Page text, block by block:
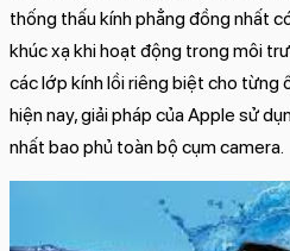
thống thấu kính phẳng đồng nhất
khúc xạ khi hoạt động trong môi
các lớp kính lồi riêng biệt cho từng
hiện nay, giải pháp của Apple sử
nhất bao phủ toàn bộ cụm camera.